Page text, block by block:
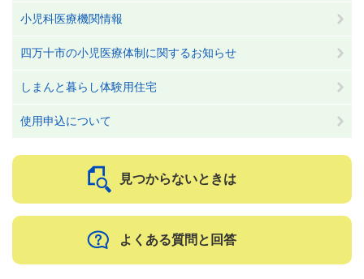
小児科医療機関情報
四万十市の小児医療体制に関するお知らせ
しまんと暮らし体験用住宅
使用申込について
見つからないときは
よくある質問と回答